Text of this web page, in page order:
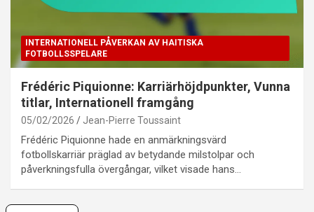
INTERNATIONELL PÅVERKAN AV HAITISKA
FOTBOLLSSPELARE
Frédéric Piquionne: Karriärhöjdpunkter, Vunna
titlar, Internationell framgång
05/02/2026 Jean-Pierre Toussaint
Frédéric Piquionne hade en anmärkningsvärd
fotbollskarriär präglad av betydande milstolpar och
påverkningsfulla övergångar, vilket visade hans…